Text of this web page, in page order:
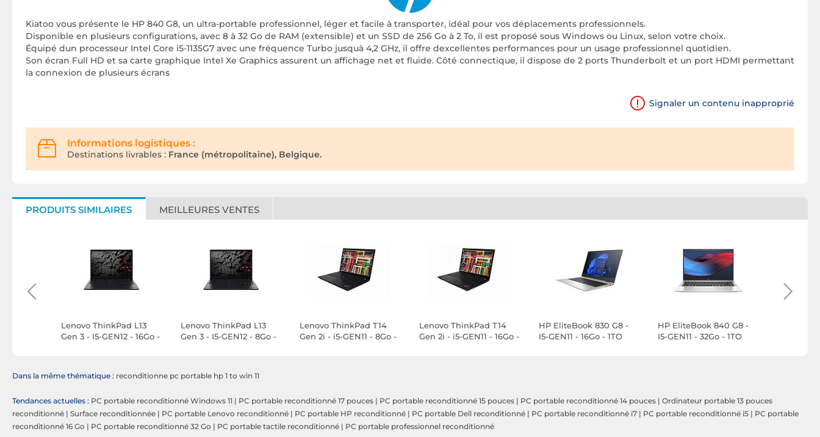
Kiatoo vous présente le HP 840 G8, un ultra-portable professionnel, léger et facile à transporter, idéal pour vos déplacements professionnels.
Disponible en plusieurs configurations, avec 8 à 32 Go de RAM (extensible) et un SSD de 256 Go à 2 To, il est proposé sous Windows ou Linux, selon votre choix.
Équipé dun processeur Intel Core i5-1135G7 avec une fréquence Turbo jusquà 4,2 GHz, il offre dexcellentes performances pour un usage professionnel quotidien.
Son écran Full HD et sa carte graphique Intel Xe Graphics assurent un affichage net et fluide. Côté connectique, il dispose de 2 ports Thunderbolt et un port HDMI permettant
la connexion de plusieurs écrans
Signaler un contenu inapproprié
Informations logistiques :
Destinations livrables : France (métropolitaine), Belgique.
PRODUITS SIMILAIRES MEILLEURES VENTES
Lenovo ThinkPad L13
Gen 3 - I5-GEN12 - 16Go -
Lenovo ThinkPad L13
Gen 3 - I5-GEN12 - 8Go -
Lenovo ThinkPad T14
Gen 2i - i5-GEN11 - 8Go -
Lenovo ThinkPad T14
Gen 2i - i5-GEN11 - 16Go -
HP EliteBook 830 G8 -
I5-GEN11 - 16Go - 1TO
HP EliteBook 840 G8 -
I5-GEN11 - 32Go - 1TO
Dans la même thématique : reconditionne pc portable hp 1 to win 11
Tendances actuelles : PC portable reconditionné Windows 11 | PC portable reconditionné 17 pouces | PC portable reconditionné 15 pouces | PC portable reconditionné 14 pouces | Ordinateur portable 13 pouces
reconditionné | Surface reconditionnée | PC portable Lenovo reconditionné | PC portable HP reconditionné | PC portable Dell reconditionné | PC portable reconditionné i7 | PC portable reconditionné i5 | PC portable
reconditionné 16 Go | PC portable reconditionné 32 Go | PC portable tactile reconditionné | PC portable professionnel reconditionné